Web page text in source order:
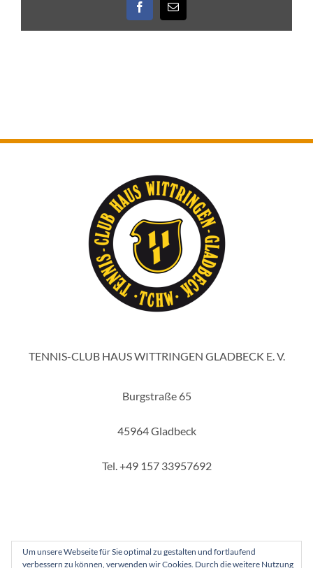
Facebook
E-
Mail
TENNIS-CLUB HAUS WITTRINGEN GLADBECK E. V.
Burgstraße 65
45964 Gladbeck
Tel. +49 157 33957692
Um unsere Webseite für Sie optimal zu gestalten und fortlaufend
verbessern zu können, verwenden wir Cookies. Durch die weitere Nutzung